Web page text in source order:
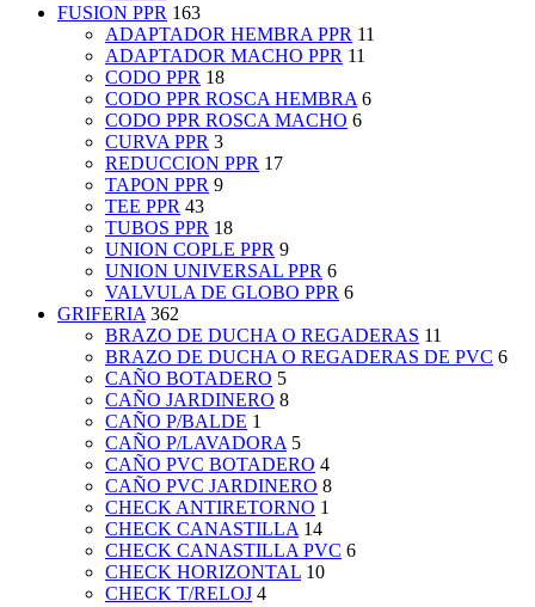
FUSION PPR 163
ADAPTADOR HEMBRA PPR 11
ADAPTADOR MACHO PPR 11
CODO PPR 18
CODO PPR ROSCA HEMBRA 6
CODO PPR ROSCA MACHO 6
CURVA PPR 3
REDUCCION PPR 17
TAPON PPR 9
TEE PPR 43
TUBOS PPR 18
UNION COPLE PPR 9
UNION UNIVERSAL PPR 6
VALVULA DE GLOBO PPR 6
GRIFERIA 362
BRAZO DE DUCHA O REGADERAS 11
BRAZO DE DUCHA O REGADERAS DE PVC 6
CAÑO BOTADERO 5
CAÑO JARDINERO 8
CAÑO P/BALDE 1
CAÑO P/LAVADORA 5
CAÑO PVC BOTADERO 4
CAÑO PVC JARDINERO 8
CHECK ANTIRETORNO 1
CHECK CANASTILLA 14
CHECK CANASTILLA PVC 6
CHECK HORIZONTAL 10
CHECK T/RELOJ 4